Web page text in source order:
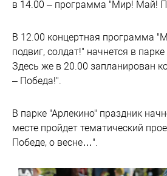
в 14.00 – программа "Мир! Май!
В 12.00 концертная программа
подвиг, солдат!" начнется в
Здесь же в 20.00 запланирован
– Победа!".
В парке "Арлекино" праздник
месте пройдет тематический
Победе, о весне…".